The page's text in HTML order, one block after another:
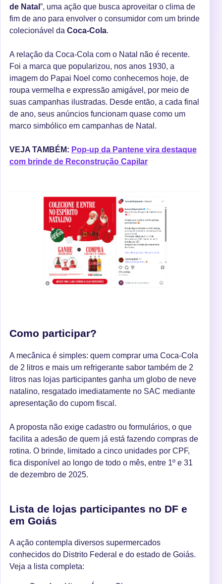
de Natal ”, uma ação que busca aproveitar o clima de
fim de ano para envolver o consumidor com um brinde
colecionável da Coca-Cola.
A relação da Coca-Cola com o Natal não é recente.
Foi a marca que popularizou, nos anos 1930, a
imagem do Papai Noel como conhecemos hoje, de
roupa vermelha e expressão amigável, por meio de
suas campanhas ilustradas. Desde então, a cada final
de ano, seus anúncios funcionam quase como um
marco simbólico em campanhas de Natal.
VEJA TAMBÉM: Pop-up da Pantene vira destaque
com brinde de Reconstrução Capilar
Como participar?
A mecânica é simples: quem comprar uma Coca-Cola
de 2 litros e mais um refrigerante sabor também de 2
litros nas lojas participantes ganha um globo de neve
natalino, resgatado imediatamente no SAC mediante
apresentação do cupom fiscal.
A proposta não exige cadastro ou formulários, o que
facilita a adesão de quem já está fazendo compras de
rotina. O brinde, limitado a cinco unidades por CPF,
fica disponível ao longo de todo o mês, entre 1º e 31
de dezembro de 2025.
Lista de lojas participantes no DF e
em Goiás
A ação contempla diversos supermercados
conhecidos do Distrito Federal e do estado de Goiás.
Veja a lista completa: